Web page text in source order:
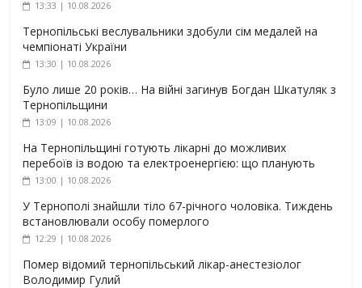
13:33 | 10.08.2026
Тернопільські веслувальники здобули сім медалей на
чемпіонаті України
13:30 | 10.08.2026
Було лише 20 років… На війні загинув Богдан Шкатуляк з
Тернопільщини
13:09 | 10.08.2026
На Тернопільщині готують лікарні до можливих
перебоїв із водою та електроенергією: що планують
13:00 | 10.08.2026
У Тернополі знайшли тіло 67-річного чоловіка. Тиждень
встановлювали особу померлого
12:29 | 10.08.2026
Помер відомий тернопільський лікар-анестезіолог
Володимир Гулий